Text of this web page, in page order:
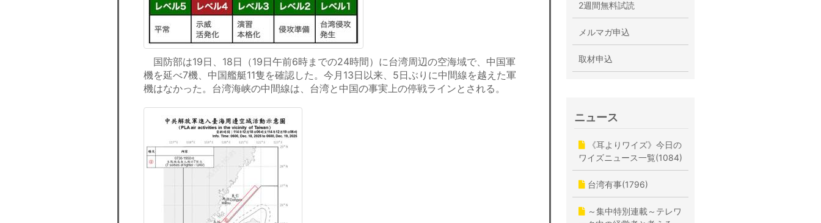
国防部は19日、18日（19日午前6時までの24時間）に台湾周辺の空海域で、中国軍
機を延べ7機、中国艦艇11隻を確認した。今月13日以来、5日ぶりに中間線を越えた軍
機はなかった。台湾海峡の中間線は、台湾と中国の事実上の停戦ラインとされる。
2週間無料試読
メルマガ申込
取材申込
ニュース
《耳よりワイズ》今日の
ワイズニュース一覧(1084)
台湾有事(1796)
～集中特別連載～テレワ